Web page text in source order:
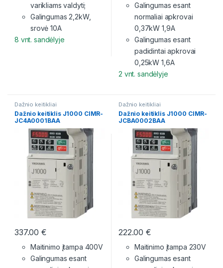
varikliams valdyti;
Galingumas 2,2kW,
srovė 10A
8 vnt. sandėlyje
Galingumas esant
normaliai apkrovai
0,37kW 1,9A
Galingumas esant
padidintai apkrovai
0,25kW 1,6A
2 vnt. sandėlyje
Dažnio keitikliai
Dažnio keitiklis J1000 CIMR-
JC4A0001BAA
337.00€
Maitinimo įtampa 400V
Galingumas esant
Dažnio keitikliai
Dažnio keitiklis J1000 CIMR-
JCBA0002BAA
222.00€
Maitinimo įtampa 230V
Galingumas esant